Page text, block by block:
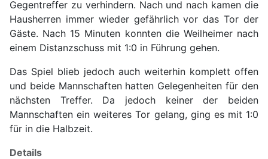
Gegentreffer zu verhindern. Nach und nach kamen die
Hausherren immer wieder gefährlich vor das Tor der
Gäste. Nach 15 Minuten konnten die Weilheimer nach
einem Distanzschuss mit 1:0 in Führung gehen.
Das Spiel blieb jedoch auch weiterhin komplett offen
und beide Mannschaften hatten Gelegenheiten für den
nächsten Treffer. Da jedoch keiner der beiden
Mannschaften ein weiteres Tor gelang, ging es mit 1:0
für in die Halbzeit.
Details